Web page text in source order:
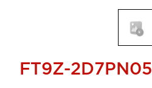
FT9Z-2D7PN05